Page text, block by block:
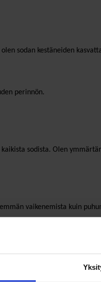
sodan kestäneiden
perinnön.
sodista. Olen
vaikenemista kuin
Se raaistaa,